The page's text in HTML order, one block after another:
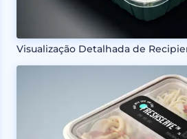
Visualização Detalhada de